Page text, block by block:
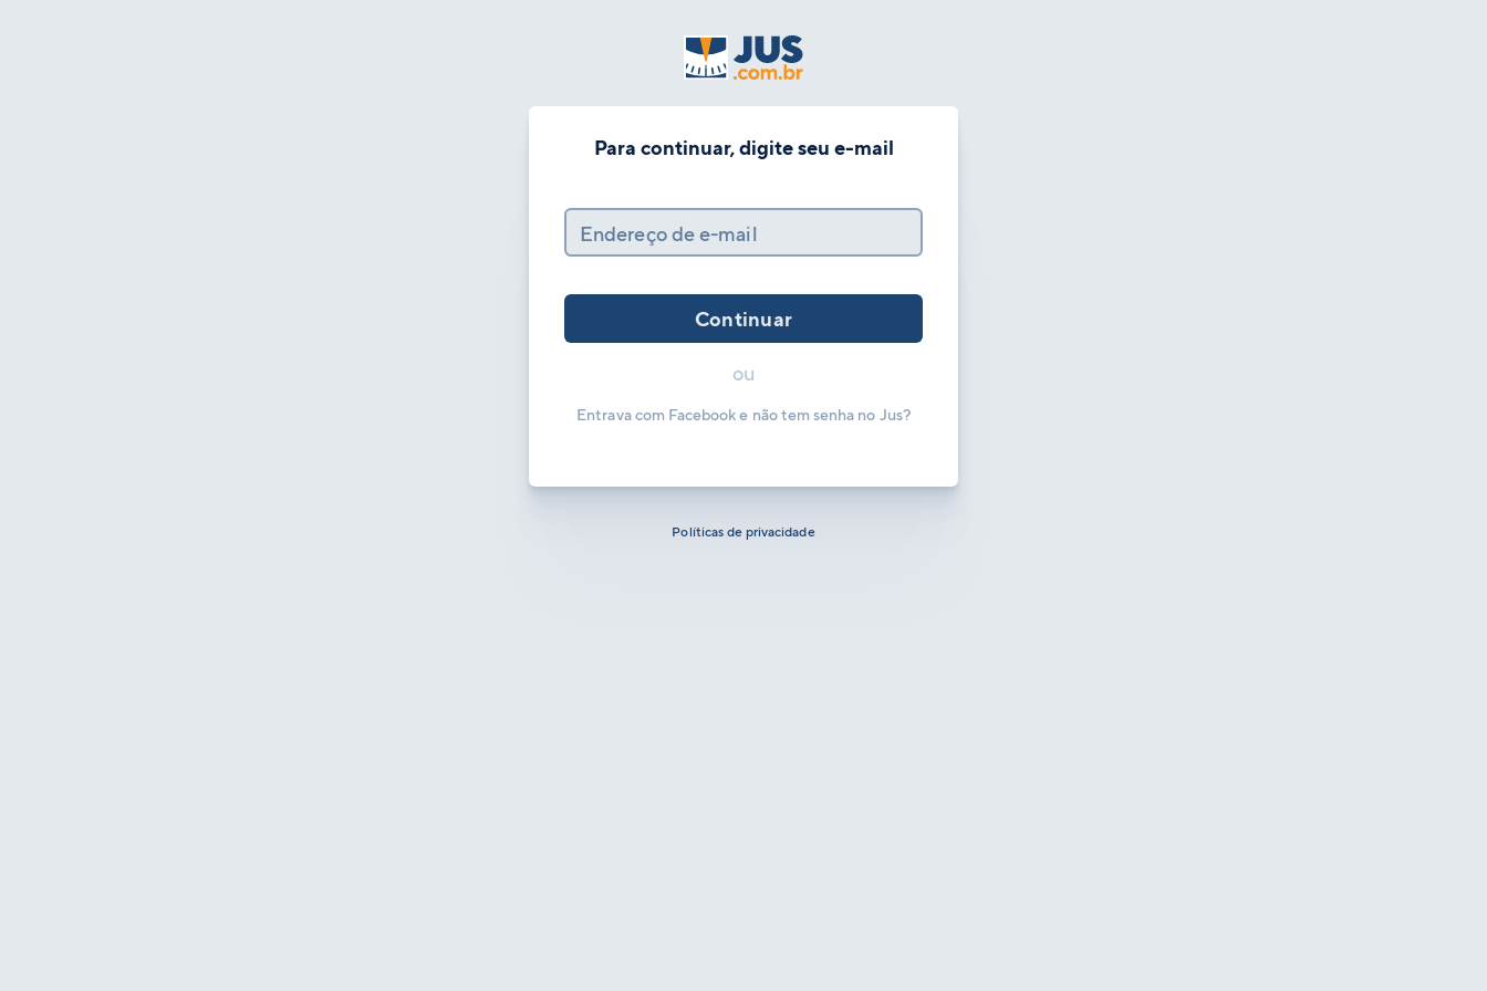
Para continuar, digite seu e-mail
Endereço de e-mail
Continuar
ou
Entrava com Facebook e não tem senha no Jus?
Políticas de privacidade